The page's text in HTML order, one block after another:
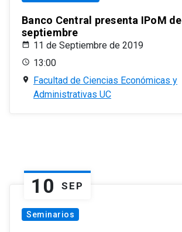
Banco Central presenta IPoM de
septiembre
11 de Septiembre de 2019
13:00
Facultad de Ciencias Económicas y
Administrativas UC
10 SEP
Seminarios